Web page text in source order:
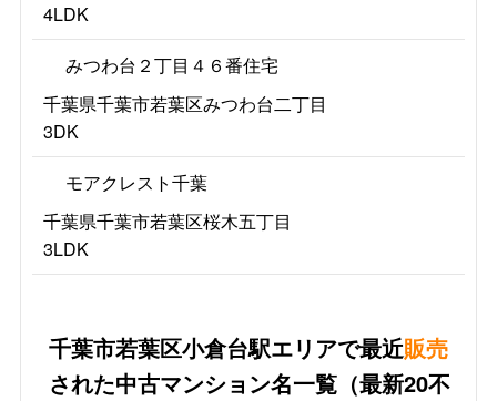
4LDK
みつわ台２丁目４６番住宅
千葉県千葉市若葉区みつわ台二丁目
3DK
モアクレスト千葉
千葉県千葉市若葉区桜木五丁目
3LDK
千葉市若葉区小倉台駅エリアで最近販売
された中古マンション名一覧（最新20不